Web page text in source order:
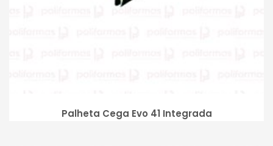
Palheta Cega Evo 41 Integrada